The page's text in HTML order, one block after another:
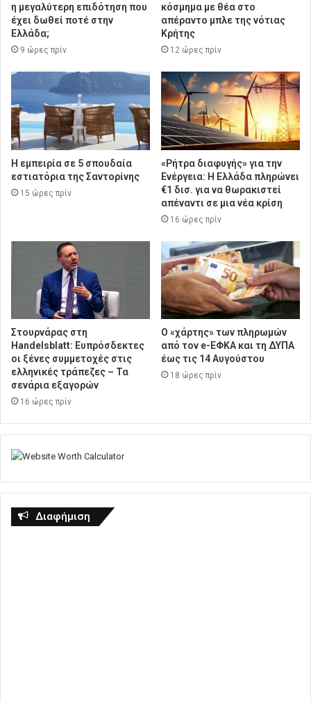
η μεγαλύτερη επιδότηση που
έχει δωθεί ποτέ στην
Ελλάδα;
9 ώρες πρίν
κόσμημα με θέα στο
απέραντο μπλε της νότιας
Κρήτης
12 ώρες πρίν
Η εμπειρία σε 5 σπουδαία
εστιατόρια της Σαντορίνης
15 ώρες πρίν
«Ρήτρα διαφυγής» για την
Ενέργεια: Η Ελλάδα πληρώνει
€1 δισ. για να θωρακιστεί
απέναντι σε μια νέα κρίση
16 ώρες πρίν
Στουρνάρας στη
Handelsblatt: Ευπρόσδεκτες
οι ξένες συμμετοχές στις
ελληνικές τράπεζες – Τα
σενάρια εξαγορών
16 ώρες πρίν
Ο «χάρτης» των πληρωμών
από τον e-ΕΦΚΑ και τη ΔΥΠΑ
έως τις 14 Αυγούστου
18 ώρες πρίν
Διαφήμιση